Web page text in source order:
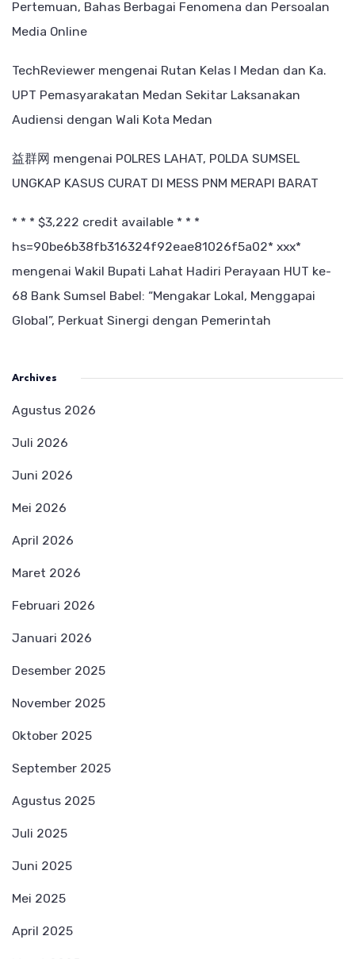
Pertemuan, Bahas Berbagai Fenomena dan Persoalan
Media Online
TechReviewer mengenai Rutan Kelas I Medan dan Ka.
UPT Pemasyarakatan Medan Sekitar Laksanakan
Audiensi dengan Wali Kota Medan
益群网 mengenai POLRES LAHAT, POLDA SUMSEL
UNGKAP KASUS CURAT DI MESS PNM MERAPI BARAT
* * * $3,222 credit available * * *
hs=90be6b38fb316324f92eae81026f5a02* ххх*
mengenai Wakil Bupati Lahat Hadiri Perayaan HUT ke-
68 Bank Sumsel Babel: “Mengakar Lokal, Menggapai
Global”, Perkuat Sinergi dengan Pemerintah
Archives
Agustus 2026
Juli 2026
Juni 2026
Mei 2026
April 2026
Maret 2026
Februari 2026
Januari 2026
Desember 2025
November 2025
Oktober 2025
September 2025
Agustus 2025
Juli 2025
Juni 2025
Mei 2025
April 2025